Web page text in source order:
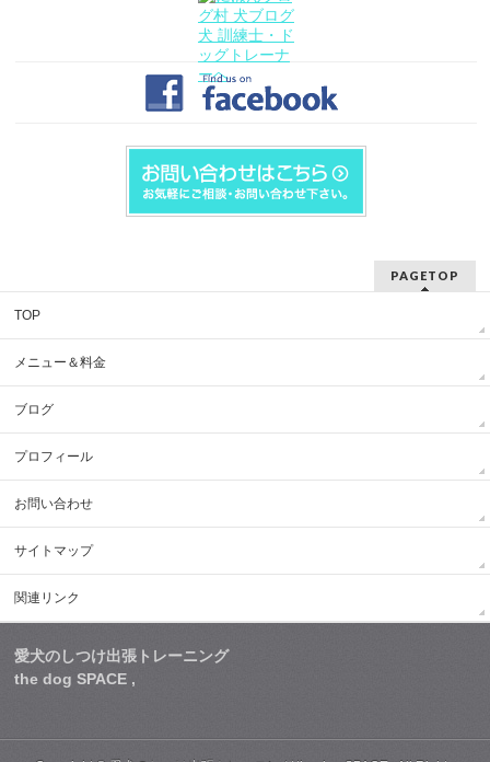
PAGETOP
TOP
メニュー＆料金
ブログ
プロフィール
お問い合わせ
サイトマップ
関連リンク
愛犬のしつけ出張トレーニング
the dog SPACE ,